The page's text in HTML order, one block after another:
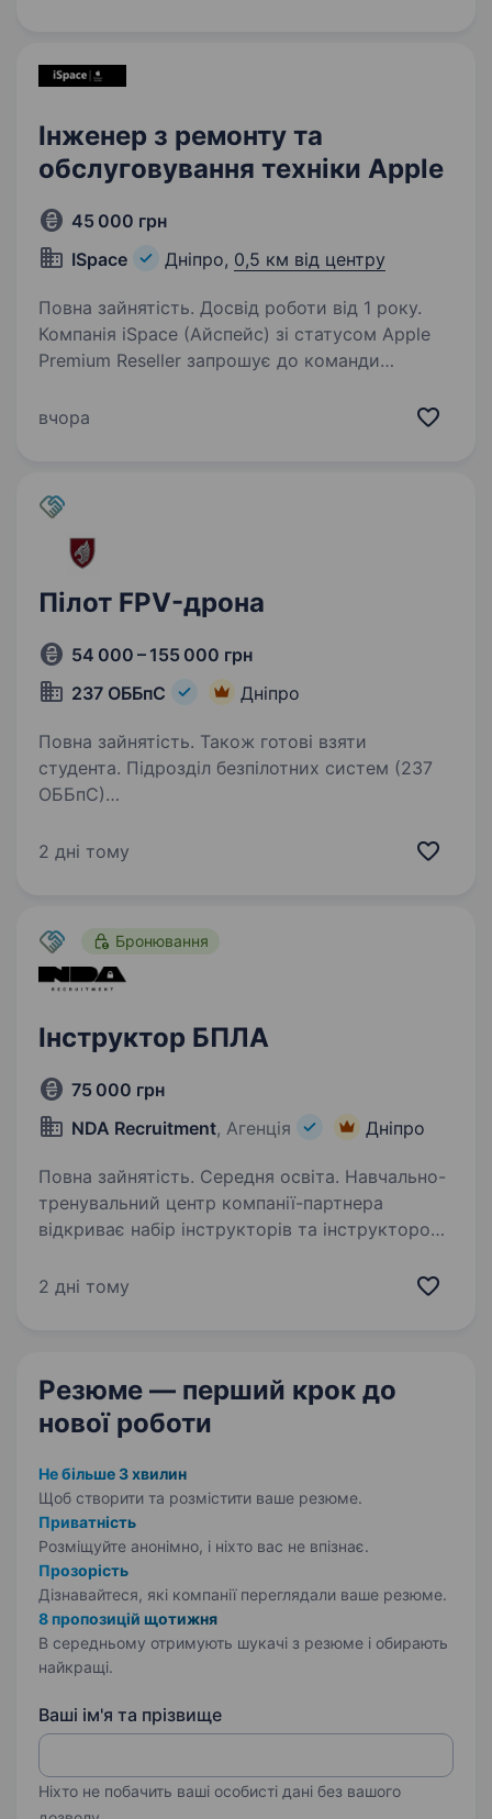
Інженер з ремонту та
обслуговування техніки Apple
45 000 грн
ISpace
Дніпро, 0,5 км від центру
Повна зайнятість. Досвід роботи від 1 року.
Компанія iSpace (Айспейс) зі статусом Apple
Premium Reseller запрошує до команди
Apple. iSpace є лідером на ринку IT техніки;
вчора
Пілот FPV-дрона
54 000 – 155 000 грн
237 ОББпС
Дніпро
Повна зайнятість. Також готові взяти
студента. Підрозділ безпілотних систем (237
ОББпС)
https://www.instagram.com/237obbps/ https://
знищення…
2 дні тому
Бронювання
Інструктор БПЛА
75 000 грн
NDA Recruitment, Агенція Дніпро
Повна зайнятість. Середня освіта. Навчально-
тренувальний центр компанії-партнера
відкриває набір інструкторів та інструкторок
які навчатимуть операторів сучасних
2 дні тому
Резюме — перший крок до
нової роботи
Не більше 3 хвилин
Щоб створити та розмістити ваше резюме.
Приватність
Розміщуйте анонімно, і ніхто вас не впізнає.
Прозорість
Дізнавайтеся, які компанії переглядали ваше резюме.
8 пропозицій щотижня
В середньому отримують шукачі з резюме і обирають
найкращі.
Ваші ім'я та прізвище
Ніхто не побачить ваші особисті дані без вашого